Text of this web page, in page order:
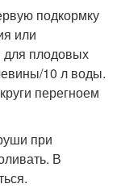
подкормку
или
плодовых
10 л воды.
перегноем
при
В